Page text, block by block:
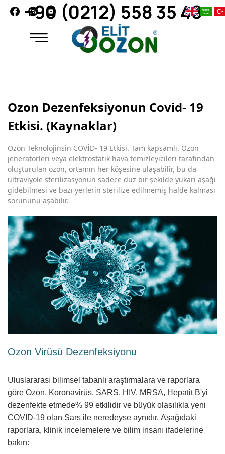
Ozon Dezenfeksiyonun Covid- 19
Etkisi. (Kaynaklar)
Ozon Teknolojinsin COVİD- 19 Etkisi. Tam kapsamlı. Ozon
jeneratörleri veya elektrostatik hava temizleyicileri tarafından
oluşturulan ozon, ortamın her köşesine ulaşabilir, bu da
ultraviyole sterilizasyonun sadece düz bir şekilde yukarı aşağı
gidebilmesi ve bazı yerlerin sterilize edilmemiş halde kalması
sorununu aşabilir.
Ozon Virüsü Dezenfeksiyonu
Uluslararası bilimsel tabanlı araştırmalara ve raporlara
göre Ozon, Koronavirüs, SARS, HIV, MRSA, Hepatit B'yi
dezenfekte etmede% 99 etkilidir ve büyük olasılıkla yeni
COVID-19 olan Sars ile neredeyse aynıdır. Aşağıdaki
raporlara, klinik incelemelere ve bilim insanı ifadelerine
bakın:
+90 (0212) 558 35 48